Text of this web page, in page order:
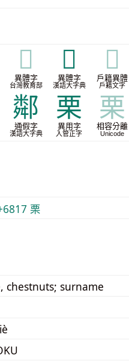
𣗴
異體字
台灣教育部
𣡷
異體字
漢語大字典
𣡷
戶籍異體
戶籍文字
鄰
通假字
漢語大字典
栗
異用字
入管正字
栗
相容分離
Unicode
栗
chestnuts; surname